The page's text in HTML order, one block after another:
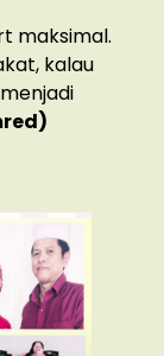
maksimal.
kalau